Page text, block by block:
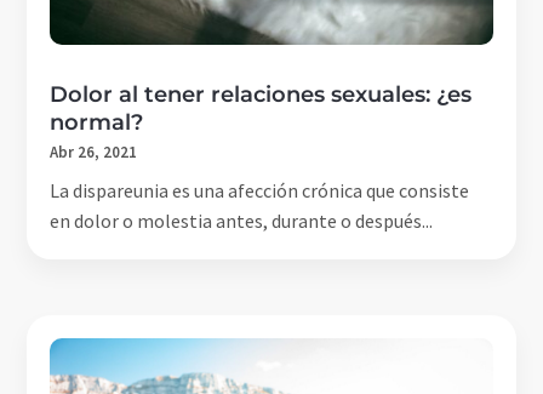
Dolor al tener relaciones sexuales: ¿es
normal?
Abr 26, 2021
La dispareunia es una afección crónica que consiste
en dolor o molestia antes, durante o después...